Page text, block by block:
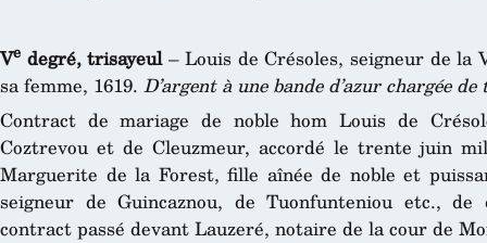
Ve degré, trisayeul– Louis de Crésoles, seigneur de la
sa femme, 1619. D’argent à une bande d’azur chargée
Contract de mariage de noble hom Louis de
Coztrevou et de Cleuzmeur, accordé le trente juin
Marguerite de la Forest, fille aînée de noble et
seigneur de Guincaznou, de Tuonfunteniou etc., de
contract passé devant Lauzeré, notaire de la cour de